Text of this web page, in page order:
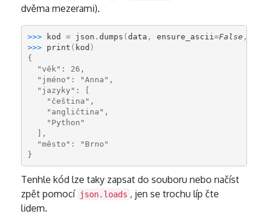
dvěma mezerami).
>>> kod = json . dumps (data , ensure_ascii =False ,
>>> print ( kod )
{
  "věk": 26,
  "jméno": "Anna",
  "jazyky": [
    "čeština",
    "angličtina",
    "Python"
  ],
  "město": "Brno"
}
Tenhle kód lze taky zapsat do souboru nebo načíst
zpět pomocí json.loads , jen se trochu líp čte
lidem.